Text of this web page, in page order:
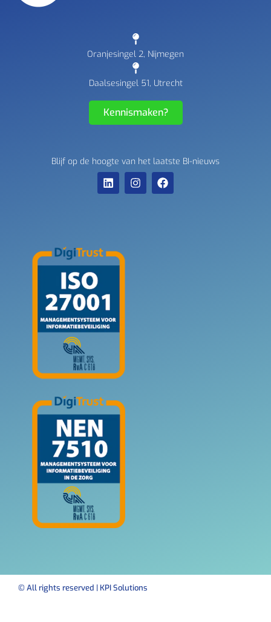
Oranjesingel 2, Nijmegen
Daalsesingel 51, Utrecht
Kennismaken?
Blijf op de hoogte van het laatste BI-nieuws
© All rights reserved | KPI Solutions